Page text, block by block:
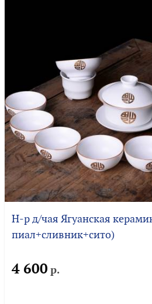
Н-р д/чая Ягуанская
пиал+сливник+сито)
4 600 р.